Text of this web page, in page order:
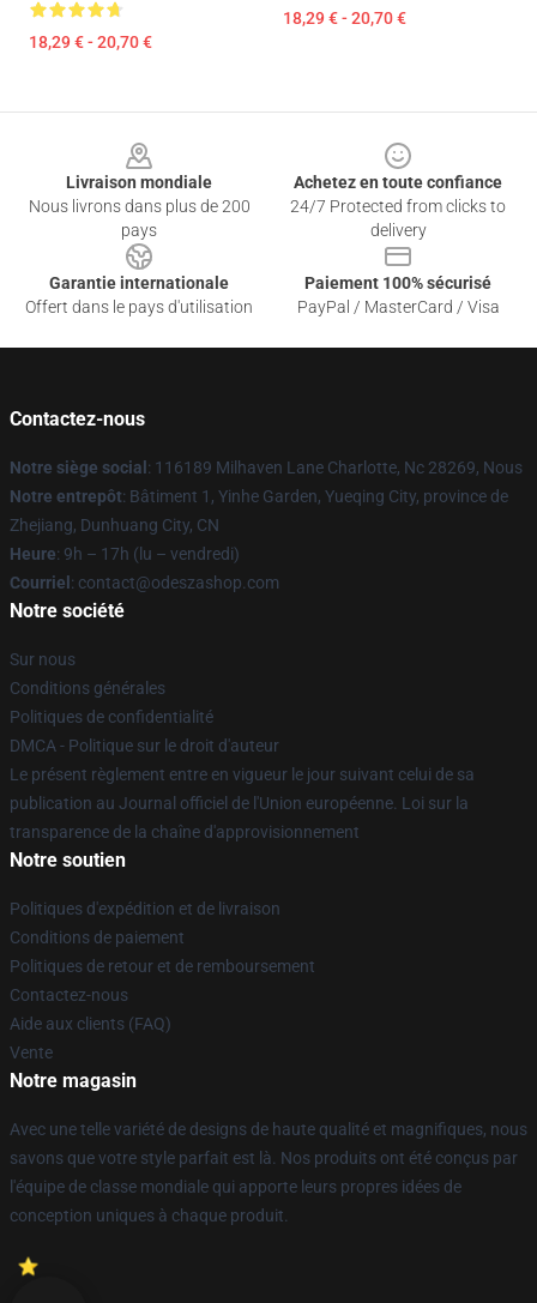
18,29 € - 20,70 €
18,29 € - 20,70 €
Livraison mondiale
Nous livrons dans plus de 200
pays
Achetez en toute confiance
24/7 Protected from clicks to
delivery
Garantie internationale
Offert dans le pays d'utilisation
Paiement 100% sécurisé
PayPal / MasterCard / Visa
Contactez-nous
Notre siège social : 116189 Milhaven Lane Charlotte, Nc 28269, Nous
Notre entrepôt: Bâtiment 1, Yinhe Garden, Yueqing City, province de
Zhejiang, Dunhuang City, CN
Heure: 9h – 17h (lu – vendredi)
Courriel : contact@odeszashop.com
Notre société
Sur nous
Conditions générales
Politiques de confidentialité
DMCA - Politique sur le droit d'auteur
Le présent règlement entre en vigueur le jour suivant celui de sa
publication au Journal officiel de l'Union européenne. Loi sur la
transparence de la chaîne d'approvisionnement
Notre soutien
Politiques d'expédition et de livraison
Conditions de paiement
Politiques de retour et de remboursement
Contactez-nous
Aide aux clients (FAQ)
Vente
Notre magasin
Avec une telle variété de designs de haute qualité et magnifiques, nous
savons que votre style parfait est là. Nos produits ont été conçus par
l'équipe de classe mondiale qui apporte leurs propres idées de
conception uniques à chaque produit.